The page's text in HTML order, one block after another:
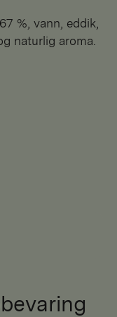
naturlig aroma.